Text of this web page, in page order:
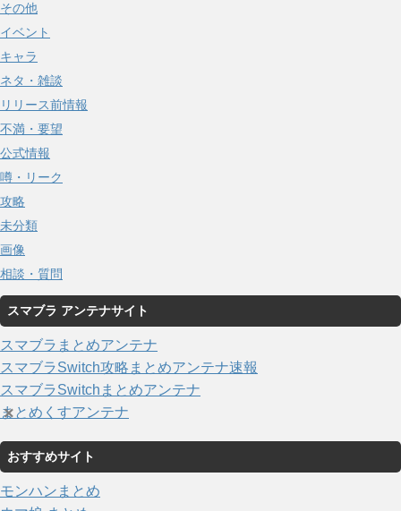
その他
イベント
キャラ
ネタ・雑談
リリース前情報
不満・要望
公式情報
噂・リーク
攻略
未分類
画像
相談・質問
スマブラ アンテナサイト
スマブラまとめアンテナ
スマブラSwitch攻略まとめアンテナ速報
スマブラSwitchまとめアンテナ
まとめくすアンテナ
おすすめサイト
モンハンまとめ
×